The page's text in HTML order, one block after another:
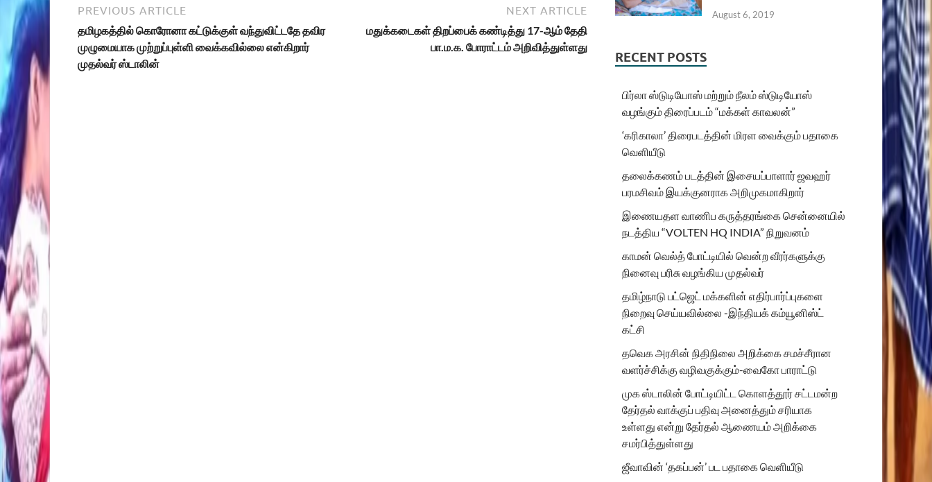
PREVIOUS ARTICLE
தமிழகத்தில் கொரோனா கட்டுக்குள் வந்துவிட்டதே தவிர
முழுமையாக முற்றுப்புள்ளி வைக்கவில்லை என்கிறார்
முதல்வர் ஸ்டாலின்
NEXT ARTICLE
மதுக்கடைகள் திறப்பைக் கண்டித்து 17-ஆம் தேதி
பா.ம.க. போராட்டம் அறிவித்துள்ளது
August 6, 2019
RECENT POSTS
பிர்லா ஸ்டுடியோஸ் மற்றும் நீலம் ஸ்டுடியோஸ்
வழங்கும் திரைப்படம் “மக்கள் காவலன்”
‘கரிகாலா’ திரைபடத்தின் மிரள வைக்கும் பதாகை
வெளியீடு
தலைக்கணம் படத்தின் இசையப்பாளார் ஜவஹர்
பரமசிவம் இயக்குனராக அறிமுகமாகிறார்
இணையதள வாணிப கருத்தரங்கை சென்னையில்
நடத்திய “VOLTEN HQ INDIA” நிறுவனம்
காமன் வெல்த் போட்டியில் வென்ற வீரர்களுக்கு
நினைவு பரிசு வழங்கிய முதல்வர்
தமிழ்நாடு பட்ஜெட் மக்களின் எதிர்பார்ப்புகளை
நிறைவு செய்யவில்லை -இந்தியக் கம்யூனிஸ்ட்
கட்சி
தவெக அரசின் நிதிநிலை அறிக்கை சமச்சீரான
வளர்ச்சிக்கு வழிவகுக்கும்-வைகோ பாராட்டு
முக ஸ்டாலின் போட்டியிட்ட கொளத்தூர் சட்டமன்ற
தேர்தல் வாக்குப் பதிவு அனைத்தும் சரியாக
உள்ளது என்று தேர்தல் ஆணையம் அறிக்கை
சமர்பித்துள்ளது
ஜீவாவின் ‘தகப்பன்’ பட பதாகை வெளியீடு